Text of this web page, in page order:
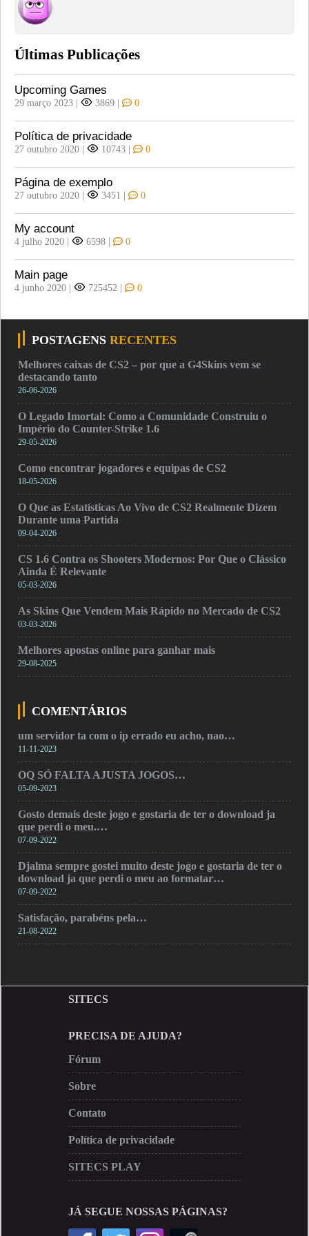
Últimas Publicações
Upcoming Games
29 março 2023 | 3869 | 0
Política de privacidade
27 outubro 2020 | 10743 | 0
Página de exemplo
27 outubro 2020 | 3451 | 0
My account
4 julho 2020 | 6598 | 0
Main page
4 junho 2020 | 725452 | 0
POSTAGENS RECENTES
Melhores caixas de CS2 – por que a G4Skins vem se
destacando tanto
26-06-2026
O Legado Imortal: Como a Comunidade Construiu o
Império do Counter-Strike 1.6
29-05-2026
Como encontrar jogadores e equipas de CS2
18-05-2026
O Que as Estatísticas Ao Vivo de CS2 Realmente Dizem
Durante uma Partida
09-04-2026
CS 1.6 Contra os Shooters Modernos: Por Que o Clássico
Ainda É Relevante
05-03-2026
As Skins Que Vendem Mais Rápido no Mercado de CS2
03-03-2026
Melhores apostas online para ganhar mais
29-08-2025
COMENTÁRIOS
um servidor ta com o ip errado eu acho, nao…
11-11-2023
OQ SÓ FALTA AJUSTA JOGOS…
05-09-2023
Gosto demais deste jogo e gostaria de ter o download ja
que perdi o meu.…
07-09-2022
Djalma sempre gostei muito deste jogo e gostaria de ter o
download ja que perdi o meu ao formatar…
07-09-2022
Satisfação, parabéns pela…
21-08-2022
SITECS
PRECISA DE AJUDA?
Fórum
Sobre
Contato
Política de privacidade
SITECS PLAY
JÁ SEGUE NOSSAS PÁGINAS?